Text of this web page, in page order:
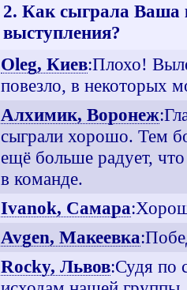
2. Как сыграла Ваша
выступления?
Oleg, Киев:Плохо!
повезло, в некоторых
Алхимик, Воронеж
сыграли хорошо. Тем
ещё больше радует,
в команде.
Ivanok, Самара
Avgen, Макеевка
Rocky, Львов:Судя по